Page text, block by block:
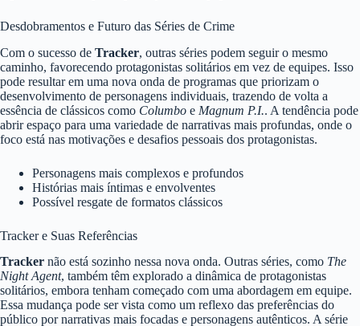
Desdobramentos e Futuro das Séries de Crime
Com o sucesso de Tracker, outras séries podem seguir o mesmo
caminho, favorecendo protagonistas solitários em vez de equipes. Isso
pode resultar em uma nova onda de programas que priorizam o
desenvolvimento de personagens individuais, trazendo de volta a
essência de clássicos como Columbo e Magnum P.I.. A tendência pode
abrir espaço para uma variedade de narrativas mais profundas, onde o
foco está nas motivações e desafios pessoais dos protagonistas.
Personagens mais complexos e profundos
Histórias mais íntimas e envolventes
Possível resgate de formatos clássicos
Tracker e Suas Referências
Tracker não está sozinho nessa nova onda. Outras séries, como The
Night Agent, também têm explorado a dinâmica de protagonistas
solitários, embora tenham começado com uma abordagem em equipe.
Essa mudança pode ser vista como um reflexo das preferências do
público por narrativas mais focadas e personagens autênticos. A série